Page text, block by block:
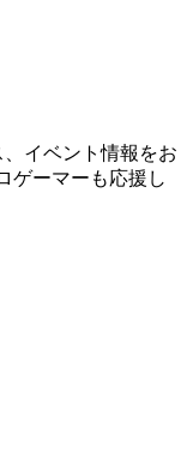
イベント情報をお
ゲーマーも応援し